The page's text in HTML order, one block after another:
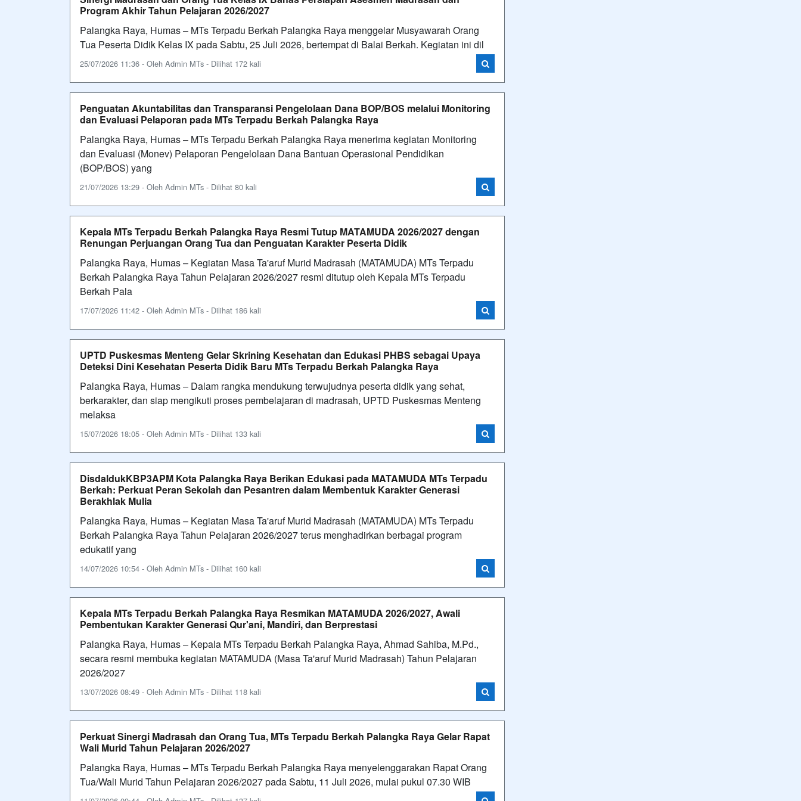
Program Akhir Tahun Pelajaran 2026/2027
Palangka Raya, Humas – MTs Terpadu Berkah Palangka Raya menggelar Musyawarah Orang
Tua Peserta Didik Kelas IX pada Sabtu, 25 Juli 2026, bertempat di Balai Berkah. Kegiatan ini dil
25/07/2026 11:36 - Oleh Admin MTs - Dilihat 172 kali
Penguatan Akuntabilitas dan Transparansi Pengelolaan Dana BOP/BOS melalui Monitoring
dan Evaluasi Pelaporan pada MTs Terpadu Berkah Palangka Raya
Palangka Raya, Humas – MTs Terpadu Berkah Palangka Raya menerima kegiatan Monitoring
dan Evaluasi (Monev) Pelaporan Pengelolaan Dana Bantuan Operasional Pendidikan
(BOP/BOS) yang
21/07/2026 13:29 - Oleh Admin MTs - Dilihat 80 kali
Kepala MTs Terpadu Berkah Palangka Raya Resmi Tutup MATAMUDA 2026/2027 dengan
Renungan Perjuangan Orang Tua dan Penguatan Karakter Peserta Didik
Palangka Raya, Humas – Kegiatan Masa Ta'aruf Murid Madrasah (MATAMUDA) MTs Terpadu
Berkah Palangka Raya Tahun Pelajaran 2026/2027 resmi ditutup oleh Kepala MTs Terpadu
Berkah Pala
17/07/2026 11:42 - Oleh Admin MTs - Dilihat 186 kali
UPTD Puskesmas Menteng Gelar Skrining Kesehatan dan Edukasi PHBS sebagai Upaya
Deteksi Dini Kesehatan Peserta Didik Baru MTs Terpadu Berkah Palangka Raya
Palangka Raya, Humas – Dalam rangka mendukung terwujudnya peserta didik yang sehat,
berkarakter, dan siap mengikuti proses pembelajaran di madrasah, UPTD Puskesmas Menteng
melaksa
15/07/2026 18:05 - Oleh Admin MTs - Dilihat 133 kali
DisdaldukKBP3APM Kota Palangka Raya Berikan Edukasi pada MATAMUDA MTs Terpadu
Berkah: Perkuat Peran Sekolah dan Pesantren dalam Membentuk Karakter Generasi
Berakhlak Mulia
Palangka Raya, Humas – Kegiatan Masa Ta'aruf Murid Madrasah (MATAMUDA) MTs Terpadu
Berkah Palangka Raya Tahun Pelajaran 2026/2027 terus menghadirkan berbagai program
edukatif yang
14/07/2026 10:54 - Oleh Admin MTs - Dilihat 160 kali
Kepala MTs Terpadu Berkah Palangka Raya Resmikan MATAMUDA 2026/2027, Awali
Pembentukan Karakter Generasi Qur'ani, Mandiri, dan Berprestasi
Palangka Raya, Humas – Kepala MTs Terpadu Berkah Palangka Raya, Ahmad Sahiba, M.Pd.,
secara resmi membuka kegiatan MATAMUDA (Masa Ta'aruf Murid Madrasah) Tahun Pelajaran
2026/2027
13/07/2026 08:49 - Oleh Admin MTs - Dilihat 118 kali
Perkuat Sinergi Madrasah dan Orang Tua, MTs Terpadu Berkah Palangka Raya Gelar Rapat
Wali Murid Tahun Pelajaran 2026/2027
Palangka Raya, Humas – MTs Terpadu Berkah Palangka Raya menyelenggarakan Rapat Orang
Tua/Wali Murid Tahun Pelajaran 2026/2027 pada Sabtu, 11 Juli 2026, mulai pukul 07.30 WIB